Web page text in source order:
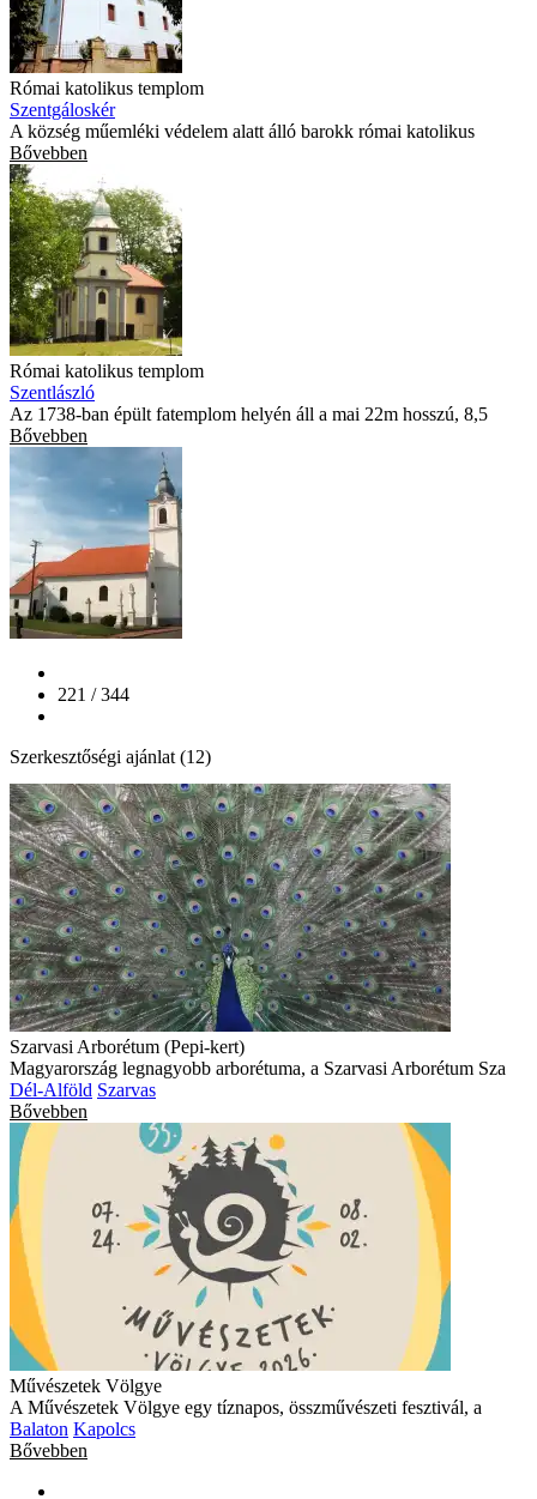
Római katolikus templom
Szentgáloskér
A község műemléki védelem alatt álló barokk római katolikus
Bővebben
Római katolikus templom
Szentlászló
Az 1738-ban épült fatemplom helyén áll a mai 22m hosszú, 8,5
Bővebben
221 / 344
Szerkesztőségi ajánlat (12)
Szarvasi Arborétum (Pepi-kert)
Magyarország legnagyobb arborétuma, a Szarvasi Arborétum Sza
Dél-Alföld Szarvas
Bővebben
Művészetek Völgye
A Művészetek Völgye egy tíznapos, összművészeti fesztivál, a
Balaton Kapolcs
Bővebben